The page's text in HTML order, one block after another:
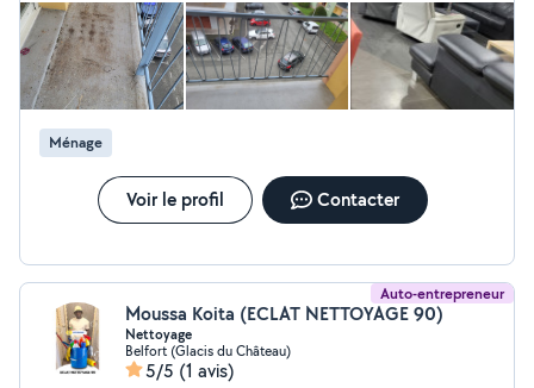
avec elle et la remercie quand même d'avoir prévenu un peu en
avance.
Ménage
Voir le profil Contacter
Auto-entrepreneur
Moussa Koita (ECLAT NETTOYAGE 90)
Nettoyage
Belfort (Glacis du Château)
5/5 (1 avis)